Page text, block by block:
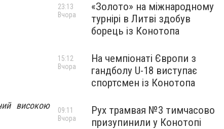
високою
«Золото» на міжнародному
турнірі в Литві здобув
борець із Конотопа
23:13
Вчора
На чемпіонаті Європи з
гандболу U-18 виступає
спортсмен із Конотопа
15:12
Вчора
Рух трамвая №3 тимчасово
призупинили у Конотопі
09:11
Вчора